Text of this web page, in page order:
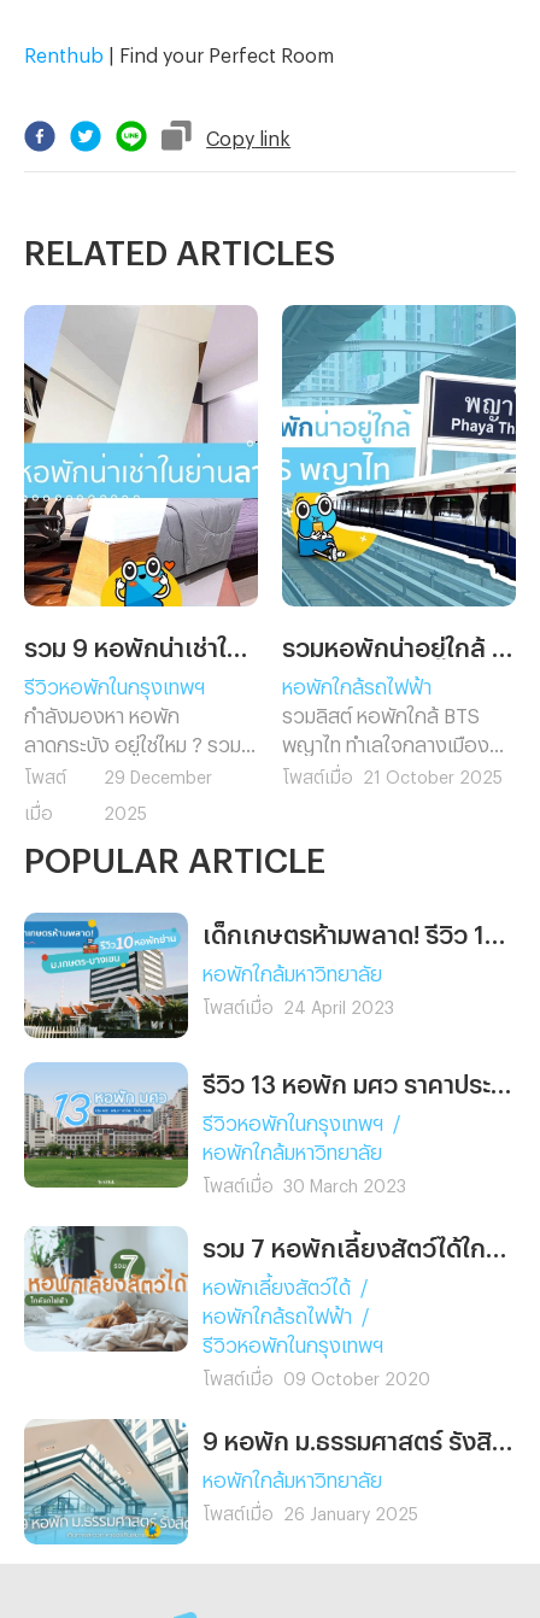
Renthub | Find your Perfect Room
Copy link
RELATED ARTICLES
รีวิวหอพักในกรุงเทพฯ
กำลังมองหา หอพัก
ลาดกระบัง อยู่ใช่ไหม ? รวม 9
หอพักน่าเช่าใกล้แหล่งเรียน
และที่ทำงาน เดินทางสะดวก
สุวรรณภูมิ พร้อมสิ่งอำนวย
สำหรับคุณได้ที่นี่
โพสต์
เมื่อ
29 December
2025
หอพักใกล้รถไฟฟ้า
รวมลิสต์ หอพักใกล้ BTS
พญาไท ทำเลใจกลางเมือง
เดินทางสะดวก ใกล้ทั้ง
ทำงานและนักศึกษาที่อยากพัก
โพสต์เมื่อ 21 October 2025
POPULAR ARTICLE
หอพักใกล้มหาวิทยาลัย
โพสต์เมื่อ 24 April 2023
รีวิวหอพักในกรุงเทพฯ
/
หอพักใกล้มหาวิทยาลัย
โพสต์เมื่อ 30 March 2023
หอพักเลี้ยงสัตว์ได้
/
หอพักใกล้รถไฟฟ้า
/
รีวิวหอพักในกรุงเทพฯ
โพสต์เมื่อ 09 October 2020
หอพักใกล้มหาวิทยาลัย
โพสต์เมื่อ 26 January 2025